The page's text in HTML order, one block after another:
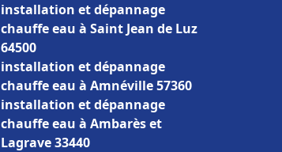
installation et dépannage
chauffe eau à Saint Jean de Luz
64500
installation et dépannage
chauffe eau à Amnéville 57360
installation et dépannage
chauffe eau à Ambarès et
Lagrave 33440